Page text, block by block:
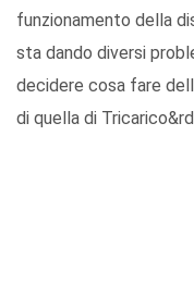
funzionamento della
sta dando diversi
decidere cosa fare
di quella di